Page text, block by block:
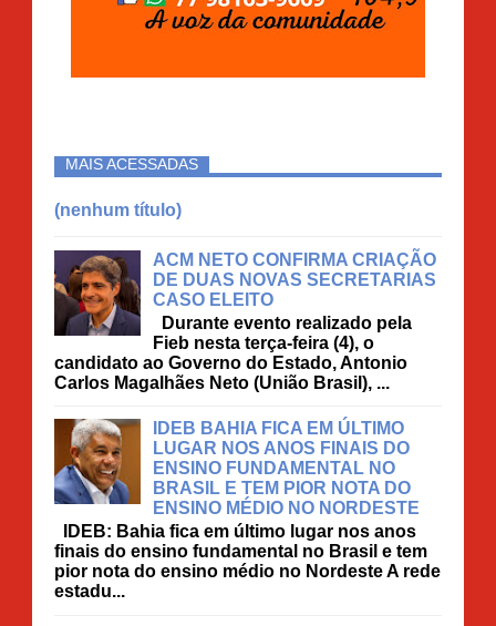
MAIS ACESSADAS
(nenhum título)
ACM NETO CONFIRMA CRIAÇÃO
DE DUAS NOVAS SECRETARIAS
CASO ELEITO
Durante evento realizado pela
Fieb nesta terça-feira (4), o
candidato ao Governo do Estado, Antonio
Carlos Magalhães Neto (União Brasil), ...
IDEB BAHIA FICA EM ÚLTIMO
LUGAR NOS ANOS FINAIS DO
ENSINO FUNDAMENTAL NO
BRASIL E TEM PIOR NOTA DO
ENSINO MÉDIO NO NORDESTE
IDEB: Bahia fica em último lugar nos anos
finais do ensino fundamental no Brasil e tem
pior nota do ensino médio no Nordeste A rede
estadu...